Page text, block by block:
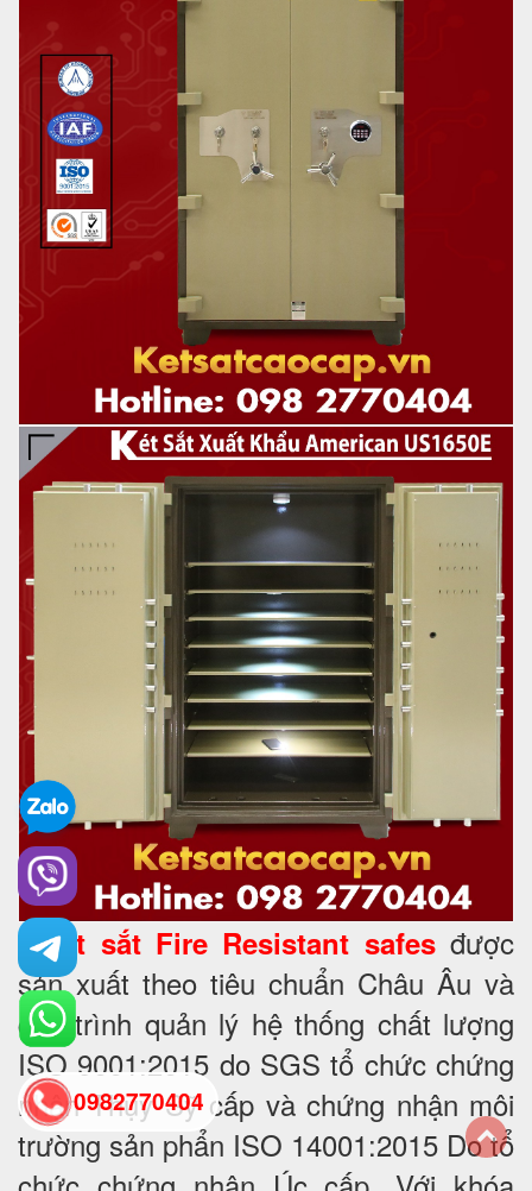
•Két sắt Fire Resistant safesđược
sản xuất theo tiêu chuẩn Châu Âu và
quy trình quản lý hệ thống chất lượng
ISO 9001:2015 do SGS tổ chức chứng
nhận Thụy Sỹ cấp và chứng nhận môi
trường sản phẩn ISO 14001:2015 Do tổ
0982770404
back